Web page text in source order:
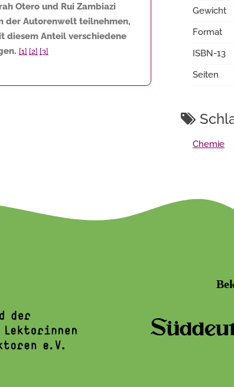
Otero und Rui Zambiazi
der Autorenwelt teilnehmen,
diesem Anteil verschiedene
[1] [2] [3]
Gewicht
Format
ISBN-13
Seiten
Chemie